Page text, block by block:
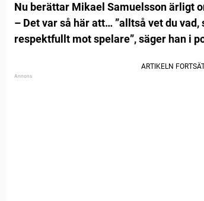
Nu berättar Mikael Samuelsson ärligt
– Det var så här att… ”alltså vet du
respektfullt mot spelare”, säger han i